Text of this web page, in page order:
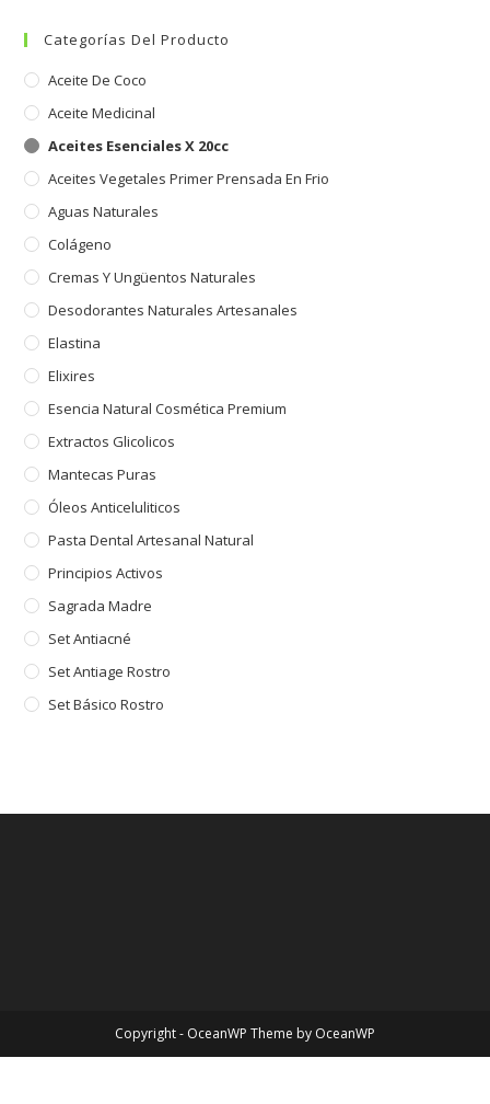
Categorías Del Producto
Aceite De Coco
Aceite Medicinal
Aceites Esenciales X 20cc
Aceites Vegetales Primer Prensada En Frio
Aguas Naturales
Colágeno
Cremas Y Ungüentos Naturales
Desodorantes Naturales Artesanales
Elastina
Elixires
Esencia Natural Cosmética Premium
Extractos Glicolicos
Mantecas Puras
Óleos Anticeluliticos
Pasta Dental Artesanal Natural
Principios Activos
Sagrada Madre
Set Antiacné
Set Antiage Rostro
Set Básico Rostro
Copyright - OceanWP Theme by OceanWP